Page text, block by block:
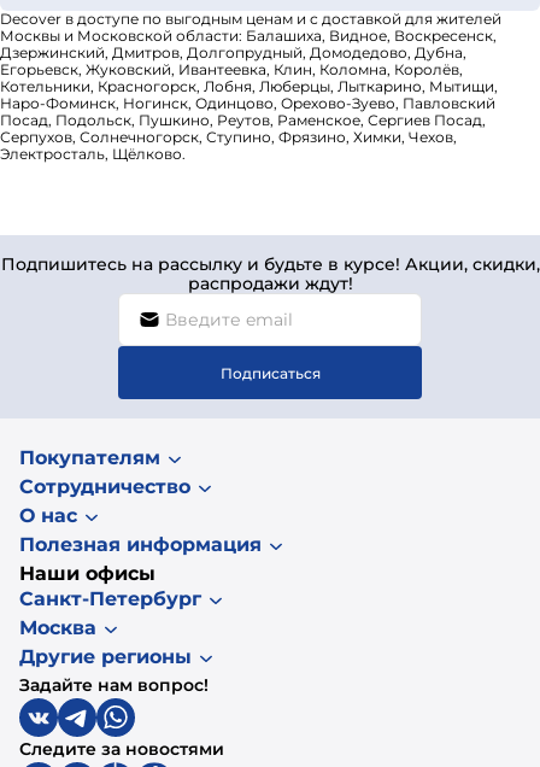
Decover в доступе по выгодным ценам и с доставкой для жителей
Москвы и Московской области: Балашиха, Видное, Воскресенск,
Дзержинский, Дмитров, Долгопрудный, Домодедово, Дубна,
Егорьевск, Жуковский, Ивантеевка, Клин, Коломна, Королёв,
Котельники, Красногорск, Лобня, Люберцы, Лыткарино, Мытищи,
Наро-Фоминск, Ногинск, Одинцово, Орехово-Зуево, Павловский
Посад, Подольск, Пушкино, Реутов, Раменское, Сергиев Посад,
Серпухов, Солнечногорск, Ступино, Фрязино, Химки, Чехов,
Электросталь, Щёлково.
Подпишитесь на рассылку и будьте в курсе! Акции, скидки,
распродажи ждут!
Подписаться
Покупателям
Сотрудничество
О нас
Полезная информация
Наши офисы
Санкт-Петербург
Москва
Другие регионы
Задайте нам вопрос!
Следите за новостями